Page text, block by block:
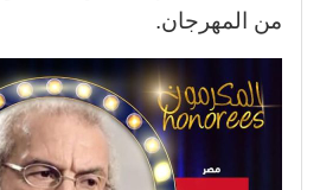
من المهرجان.